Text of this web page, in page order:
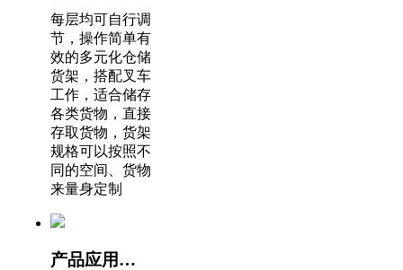
每层均可自行调
节，操作简单有
效的多元化仓储
货架，搭配叉车
工作，适合储存
各类货物，直接
存取货物，货架
规格可以按照不
同的空间、货物
来量身定制
产品应用广泛适合多种行业